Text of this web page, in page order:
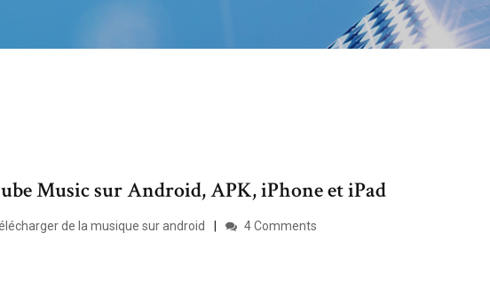
Music sur Android, APK, iPhone et iPad
de la musique sur android 4 Comments